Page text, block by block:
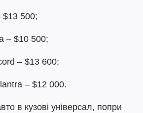
$13 500;
– $10 500;
– $13 600;
– $12 000.
в кузові універсал, попри